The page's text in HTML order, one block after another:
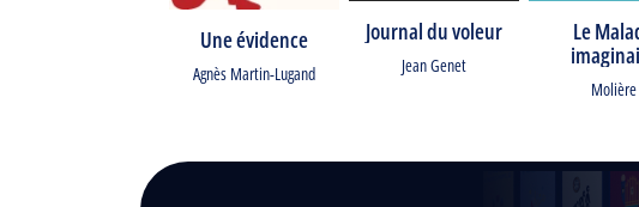
Une évidence
Agnès Martin-Lugand
Journal du voleur
Jean Genet
Le
Molière